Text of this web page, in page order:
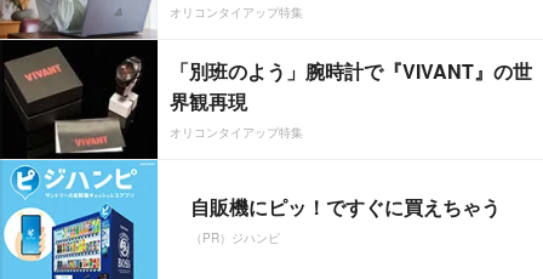
オリコンタイアップ特集
「別班のよう」腕時計で『VIVANT』の世
界観再現
オリコンタイアップ特集
自販機にピッ！ですぐに買えちゃう
（PR）ジハンピ